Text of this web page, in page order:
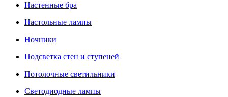
Настенные бра
Настольные лампы
Ночники
Подсветка стен и ступеней
Потолочные светильники
Светодиодные лампы